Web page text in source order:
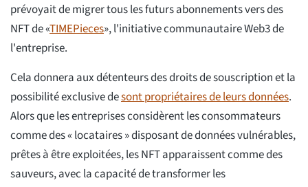
prévoyait de migrer tous les futurs abonnements vers des
NFT de «TIMEPieces», l'initiative communautaire Web3 de
l'entreprise.
Cela donnera aux détenteurs des droits de souscription et la
possibilité exclusive desont propriétaires de leurs données.
Alors que les entreprises considèrent les consommateurs
comme des « locataires » disposant de données vulnérables,
prêtes à être exploitées, les NFT apparaissent comme des
sauveurs, avec la capacité de transformer les